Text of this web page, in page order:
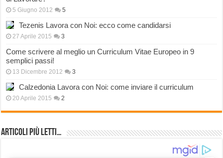
5 Giugno 2012 5
Tezenis Lavora con Noi: ecco come candidarsi
27 Aprile 2015 3
Come scrivere al meglio un Curriculum Vitae Europeo in 9
semplici passi!
13 Dicembre 2012 3
Calzedonia Lavora con Noi: come inviare il curriculum
20 Aprile 2015 2
Articoli più Letti…